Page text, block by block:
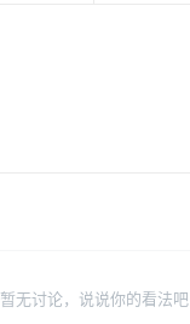
暂无讨论，说说你的看法吧